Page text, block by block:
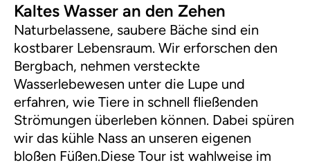
Kaltes Wasser an den Zehen
Naturbelassene, saubere Bäche sind ein
kostbarer Lebensraum. Wir erforschen den
Bergbach, nehmen versteckte
Wasserlebewesen unter die Lupe und
erfahren, wie Tiere in schnell fließenden
Strömungen überleben können. Dabei spüren
wir das kühle Nass an unseren eigenen
bloßen Füßen.Diese Tour ist wahlweise im